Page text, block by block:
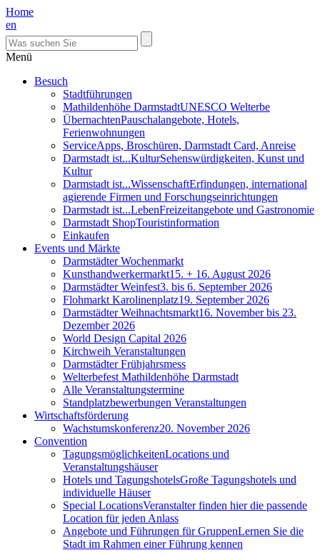
Home
en
Menü
Besuch
Stadtführungen
Mathildenhöhe DarmstadtUNESCO Welterbe
ÜbernachtenPauschalangebote, Hotels,
Ferienwohnungen
ServiceApps, Broschüren, Darmstadt Card, Anreise
Darmstadt ist...KulturSehenswürdigkeiten, Kunst und
Kultur
Darmstadt ist...WissenschaftErfindungen, international
agierende Firmen und Forschungseinrichtungen
Darmstadt ist...LebenFreizeitangebote und Gastronomie
Darmstadt ShopTouristinformation
Einkaufen
Events und Märkte
Darmstädter Wochenmarkt
Kunsthandwerkermarkt15. + 16. August 2026
Darmstädter Weinfest3. bis 6. September 2026
Flohmarkt Karolinenplatz19. September 2026
Darmstädter Weihnachtsmarkt16. November bis 23.
Dezember 2026
World Design Capital 2026
Kirchweih Veranstaltungen
Darmstädter Frühjahrsmess
Welterbefest Mathildenhöhe Darmstadt
Alle Veranstaltungstermine
Standplatzbewerbungen Veranstaltungen
Wirtschaftsförderung
Wachstumskonferenz20. November 2026
Convention
TagungsmöglichkeitenLocations und
Veranstaltungshäuser
Hotels und TagungshotelsGroße Tagungshotels und
individuelle Häuser
Special LocationsVeranstalter finden hier die passende
Location für jeden Anlass
Angebote und Führungen für GruppenLernen Sie die
Stadt im Rahmen einer Führung kennen